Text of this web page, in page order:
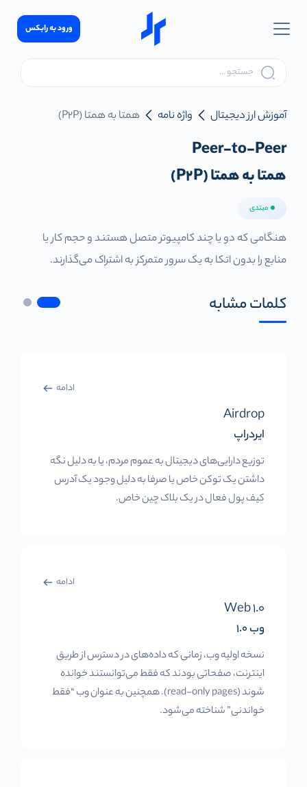
ورود به رابکس
آموزش ارز دیجیتال واژه نامه همتا به همتا (P2P)
Peer-to-Peer
همتا به همتا (P2P)
مبتدی
هنگامی که دو یا چند کامپیوتر متصل هستند و حجم کار یا
منابع را بدون اتکا به یک سرور متمرکز به اشتراک می‌گذارند.
کلمات مشابه
ادامه
Airdrop
ایردراپ
توزیع دارایی‌های دیجیتال به عموم مردم، یا به دلیل نگه
داشتن یک توکن خاص یا صرفا به دلیل وجود یک آدرس
کیف پول فعال در یک بلاک چین خاص.
ادامه
Web 1.0
وب 1.0
نسخه اولیه وب، زمانی که داده‌های در دسترس از طریق
اینترنت، صفحاتی بودند که فقط می‌توانستند خوانده
شوند (read-only pages). همچنین به عنوان وب “فقط
خواندنی” شناخته می‌شود.